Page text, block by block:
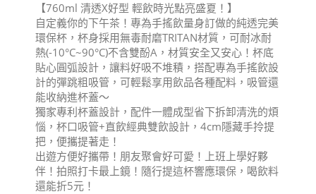
【760ml 清透X好型 輕飲時光點亮盛夏！】
自定義你的下午茶！專為手搖飲量身訂做的純透完美
環保杯，杯身採用無毒耐磨TRITAN材質，可耐冰耐
熱(-10°C~90°C)不含雙酚A，材質安全又安心！杯底
貼心圓弧設計，讓料好吸不堆積，搭配專為手搖飲設
計的彈跳粗吸管，可輕鬆享用飲品各種配料，吸管還
能收納進杯蓋～
獨家專利杯蓋設計，配件一體成型省下拆卸清洗的煩
惱，杯口吸管+直飲經典雙飲設計，4cm隱藏手拎提
把，便攜提著走！
出遊方便好攜帶！朋友聚會好可愛！上班上學好夥
伴！拍照打卡最上鏡！隨行提這杯響應環保，喝飲料
還能折5元！